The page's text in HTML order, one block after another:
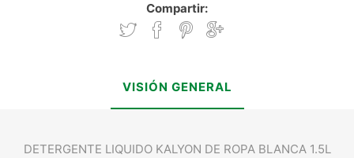
Compartir:
VISIÓN GENERAL
DETERGENTE LIQUIDO KALYON DE ROPA BLANCA 1.5L